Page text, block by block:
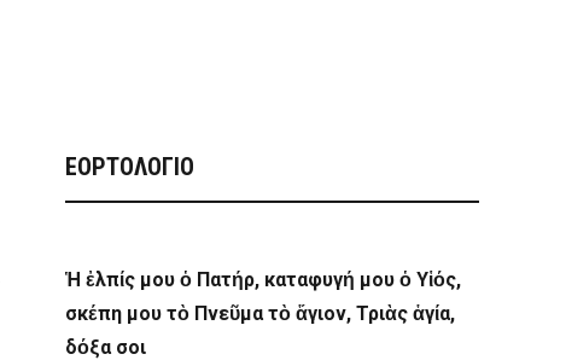
ΕΟΡΤΟΛΟΓΙΟ
Ἡ ἐλπίς μου ὁ Πατήρ, καταφυγή μου ὁ Υἱός,
σκέπη μου τὸ Πνεῦμα τὸ ἅγιον, Τριὰς ἁγία,
δόξα σοι